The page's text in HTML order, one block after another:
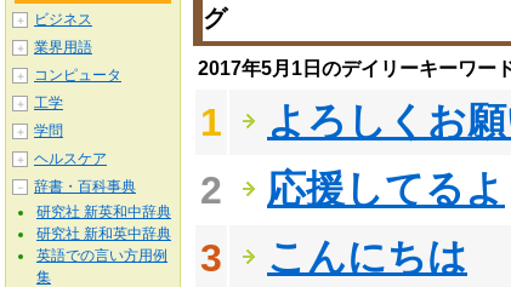
グ
2017年5月1日のデイリーキーワー
1
よろしくお
2
応援してるよ
3
こんにちは
＋ ビジネス
＋ 業界用語
＋ コンピュータ
＋ 工学
＋ 学問
＋ ヘルスケア
－
辞書・百科事典
研究社 新英和中辞典
研究社 新和英中辞典
英語での言い方用例
集